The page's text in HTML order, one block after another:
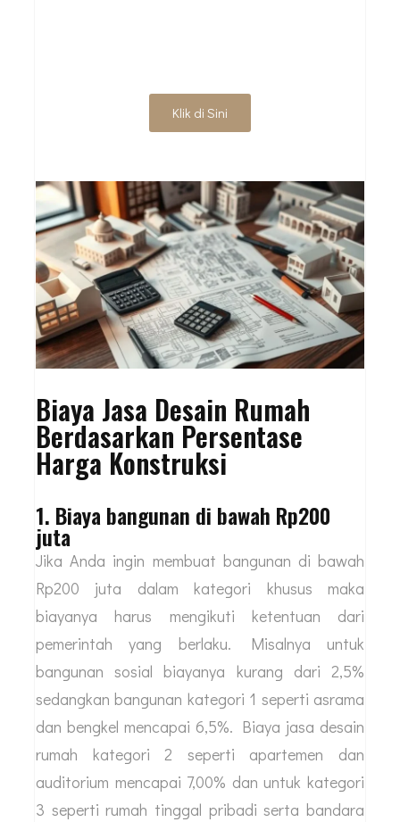
Klik di Sini
Biaya Jasa Desain Rumah
Berdasarkan Persentase
Harga Konstruksi
1. Biaya bangunan di bawah Rp200
juta
Jika Anda ingin membuat bangunan di bawah
Rp200 juta dalam kategori khusus maka
biayanya harus mengikuti ketentuan dari
pemerintah yang berlaku. Misalnya untuk
bangunan sosial biayanya kurang dari 2,5%
sedangkan bangunan kategori 1 seperti asrama
dan bengkel mencapai 6,5%. Biaya jasa desain
rumah kategori 2 seperti apartemen dan
auditorium mencapai 7,00% dan untuk kategori
3 seperti rumah tinggal pribadi serta bandara